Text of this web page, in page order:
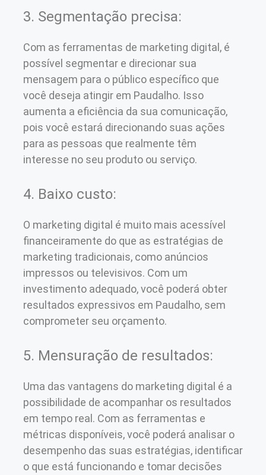
3. Segmentação precisa:
Com as ferramentas de marketing digital, é
possível segmentar e direcionar sua
mensagem para o público específico que
você deseja atingir em Paudalho. Isso
aumenta a eficiência da sua comunicação,
pois você estará direcionando suas ações
para as pessoas que realmente têm
interesse no seu produto ou serviço.
4. Baixo custo:
O marketing digital é muito mais acessível
financeiramente do que as estratégias de
marketing tradicionais, como anúncios
impressos ou televisivos. Com um
investimento adequado, você poderá obter
resultados expressivos em Paudalho, sem
comprometer seu orçamento.
5. Mensuração de resultados:
Uma das vantagens do marketing digital é a
possibilidade de acompanhar os resultados
em tempo real. Com as ferramentas e
métricas disponíveis, você poderá analisar o
desempenho das suas estratégias, identificar
o que está funcionando e tomar decisões